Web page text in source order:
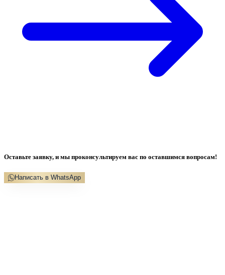
Оставьте заявку, и мы проконсультируем вас по оставшимся вопросам!
Написать в WhatsApp